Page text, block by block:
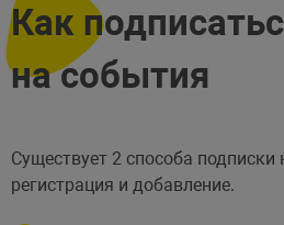
Как
на события
Существует 2 способа подписки
регистрация и добавление.